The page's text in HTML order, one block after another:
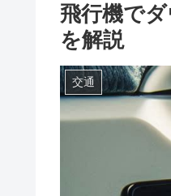
飛行機で
を解説
交通